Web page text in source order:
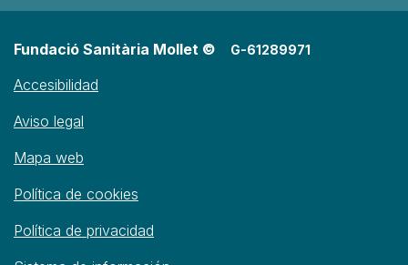
Fundació Sanitària Mollet © G-61289971
Accesibilidad
Aviso legal
Mapa web
Política de cookies
Política de privacidad